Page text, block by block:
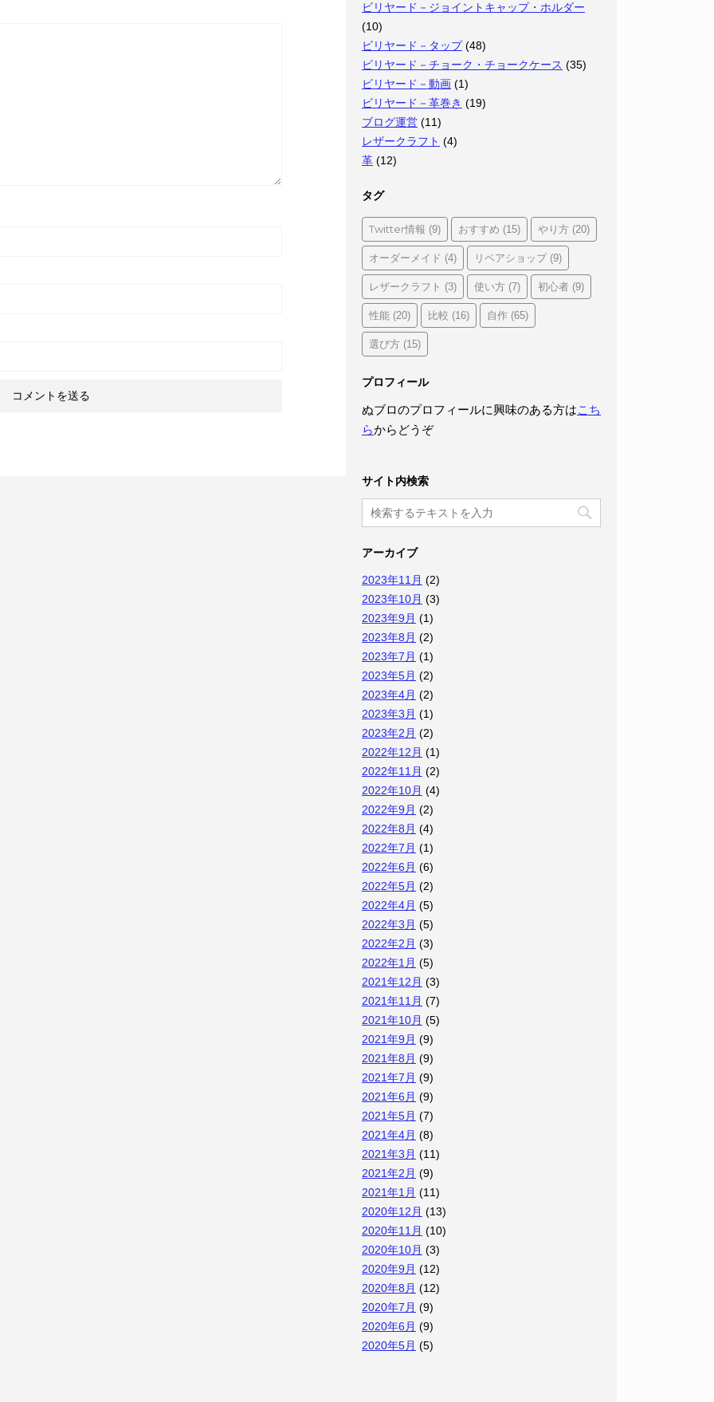
ビリヤード－ジョイントキャップ・ホルダー
(10)
ビリヤード－タップ(48)
ビリヤード－チョーク・チョークケース (35)
ビリヤード－動画 (1)
ビリヤード－革巻き (19)
ブログ運営 (11)
レザークラフト (4)
革 (12)
タグ
Twitter情報 (9) おすすめ (15) やり方 (20)
オーダーメイド (4) リペアショップ(9)
レザークラフト (3) 使い方 (7) 初心者 (9)
性能 (20) 比較 (16) 自作 (65)
選び方 (15)
プロフィール
ぬブロのプロフィールに興味のある方はこち
らからどうぞ
サイト内検索
アーカイブ
2023年11月 (2)
2023年10月 (3)
2023年9月 (1)
2023年8月 (2)
2023年7月 (1)
2023年5月 (2)
2023年4月 (2)
2023年3月 (1)
2023年2月 (2)
2022年12月 (1)
2022年11月 (2)
2022年10月 (4)
2022年9月 (2)
2022年8月 (4)
2022年7月 (1)
2022年6月 (6)
2022年5月 (2)
2022年4月 (5)
2022年3月 (5)
2022年2月 (3)
2022年1月 (5)
2021年12月 (3)
2021年11月 (7)
2021年10月 (5)
2021年9月 (9)
2021年8月 (9)
2021年7月 (9)
2021年6月 (9)
2021年5月 (7)
2021年4月 (8)
2021年3月 (11)
2021年2月 (9)
2021年1月 (11)
2020年12月 (13)
2020年11月 (10)
2020年10月 (3)
2020年9月 (12)
2020年8月 (12)
2020年7月 (9)
2020年6月 (9)
2020年5月 (5)